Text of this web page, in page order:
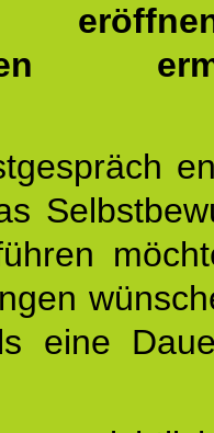
eine